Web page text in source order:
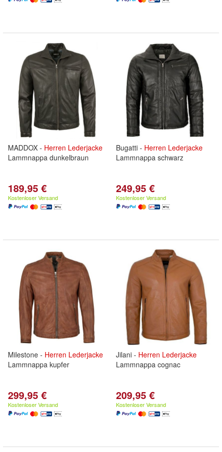
MADDOX - Herren Lederjacke
Lammnappa dunkelbraun
189,95 €
Kostenloser Versand
Bugatti - Herren Lederjacke
Lammnappa schwarz
249,95 €
Kostenloser Versand
Milestone - Herren Lederjacke
Lammnappa kupfer
299,95 €
Kostenloser Versand
Jilani - Herren Lederjacke
Lammnappa cognac
209,95 €
Kostenloser Versand